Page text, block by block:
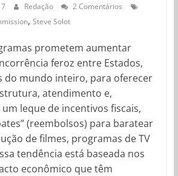
Redação
2 Comentários
, Steve Solot
prometem aumentar
feroz entre Estados,
do mundo inteiro, para oferecer
atendimento e,
leque de incentivos fiscais,
(reembolsos) para baratear
de filmes, programas de TV
tendência está baseada nos
econômico que têm